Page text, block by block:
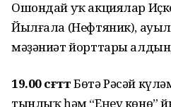
Ошондай уҡ акциялар
Йылғала (Нефтяник),
мәҙәниәт йорттары
19.00 сәғәттәБөтә Рәсәй
тынлыҡ һәм “Еңеү көнө”